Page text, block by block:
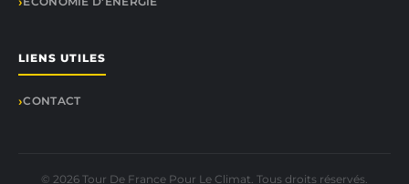
LIENS UTILES
CONTACT
© 2026 Tour De France Pour Le Climat. Tous droits réservés.